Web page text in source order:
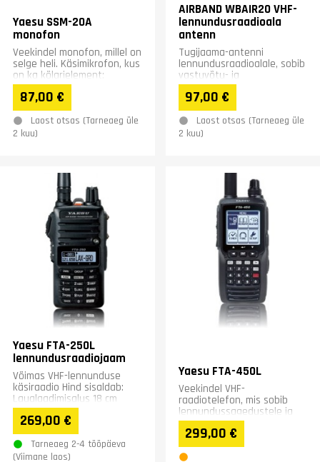
Yaesu SSM-20A
monofon
Veekindel monofon, millel on
selge heli. Käsimikrofon, kus
on ka kõlarielement;
vastuvõtja heli kuuldub
monofonist.
87,00 €
Laost otsas (Tarneaeg üle
2 kuu)
AIRBAND WBAIR20 VHF-
lennundusraadioala
antenn
Tugijaama-antenni
lennundusraadioalale, sobib
vastuvõtu- ja
saatekasutuseks. Pikkus 85
cm, kaal 1 kg. Kinnitus küljelt
30-50...
97,00 €
Laost otsas (Tarneaeg üle
2 kuu)
Yaesu FTA-250L
lennundusraadiojaam
Võimas VHF-lennunduse
käsiraadio Hind sisaldab:
Laualaadimisalus 18 cm
antenn BNC-pistikuga
Sigaretisüütaja adapter...
269,00 €
Tarneaeg 2-4 tööpäeva
(Viimane laos)
Yaesu FTA-450L
Veekindel VHF-
raadiotelefon, mis sobib
lennundussagedustele ja
millel on IPX5 kaitseklass.
299,00 €